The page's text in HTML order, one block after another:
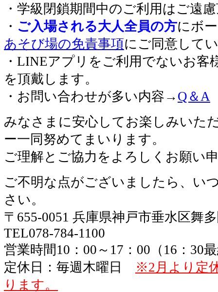
・学級閉鎖期間中のご利用はご遠
・ ご入場される大人全員の方にボ
あそび場の免責事項にご同意して
・LINEアプリをご利用でないお客
を頂戴します。
・お問い合わせが多い内容→ Q＆A
みなさまに安心してお楽しみいた
ー一同努めてまいります。
ご理解とご協力をよろしくお願い
ご不明な点がございましたら、い
さい。
〒655-0051 兵庫県神戸市垂水区舞
TEL078-784-1100
営業時間10：00～17：00（16：30
定休日：毎週木曜日 ※2月より定
ります。